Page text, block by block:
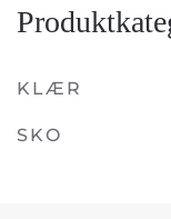
produktet
flere
Alternativene
KLÆR
SKO